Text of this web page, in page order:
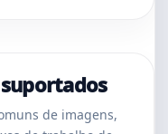
de imagens,